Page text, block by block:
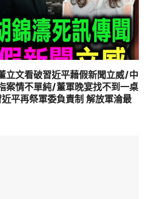
立文看破習近平藉假新聞立威/中
案情不單純/董軍晚宴找不到一桌
平再祭軍委負責制 解放軍淪最